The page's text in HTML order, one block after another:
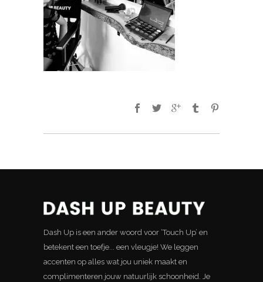
Dash Up is een ander woord voor ‘Touch Up’ en
betekent een toefje... een vleugje! We leggen
accenten op alles wat jou uniek maakt en
complimenteren jouw natuurlijk schoonheid. Je